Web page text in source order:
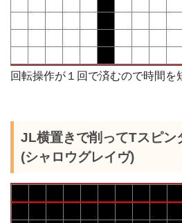
回転操作が１回で済むので時間を
JL横置きで削ってTスピン
(シャロウグレイヴ)